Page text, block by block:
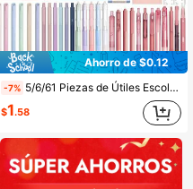
Ahorro de $0.12
-7% 5/6/61 Piezas de Útiles Escolares Estéticos con Estuche Grande para Lápices, Bolígrafos de Gel de Tinta Negra, Escritura, Punta Fina Suave de 0.5 mm, Juego de Lápices Mecánicos, 13 Piezas de Resaltadores, Notas Adhesivas, Bolsa de Papelería Escolar para Adolescentes, Chicas, Adultos y Estudiantes. Regreso a la Escuela.
$1.58